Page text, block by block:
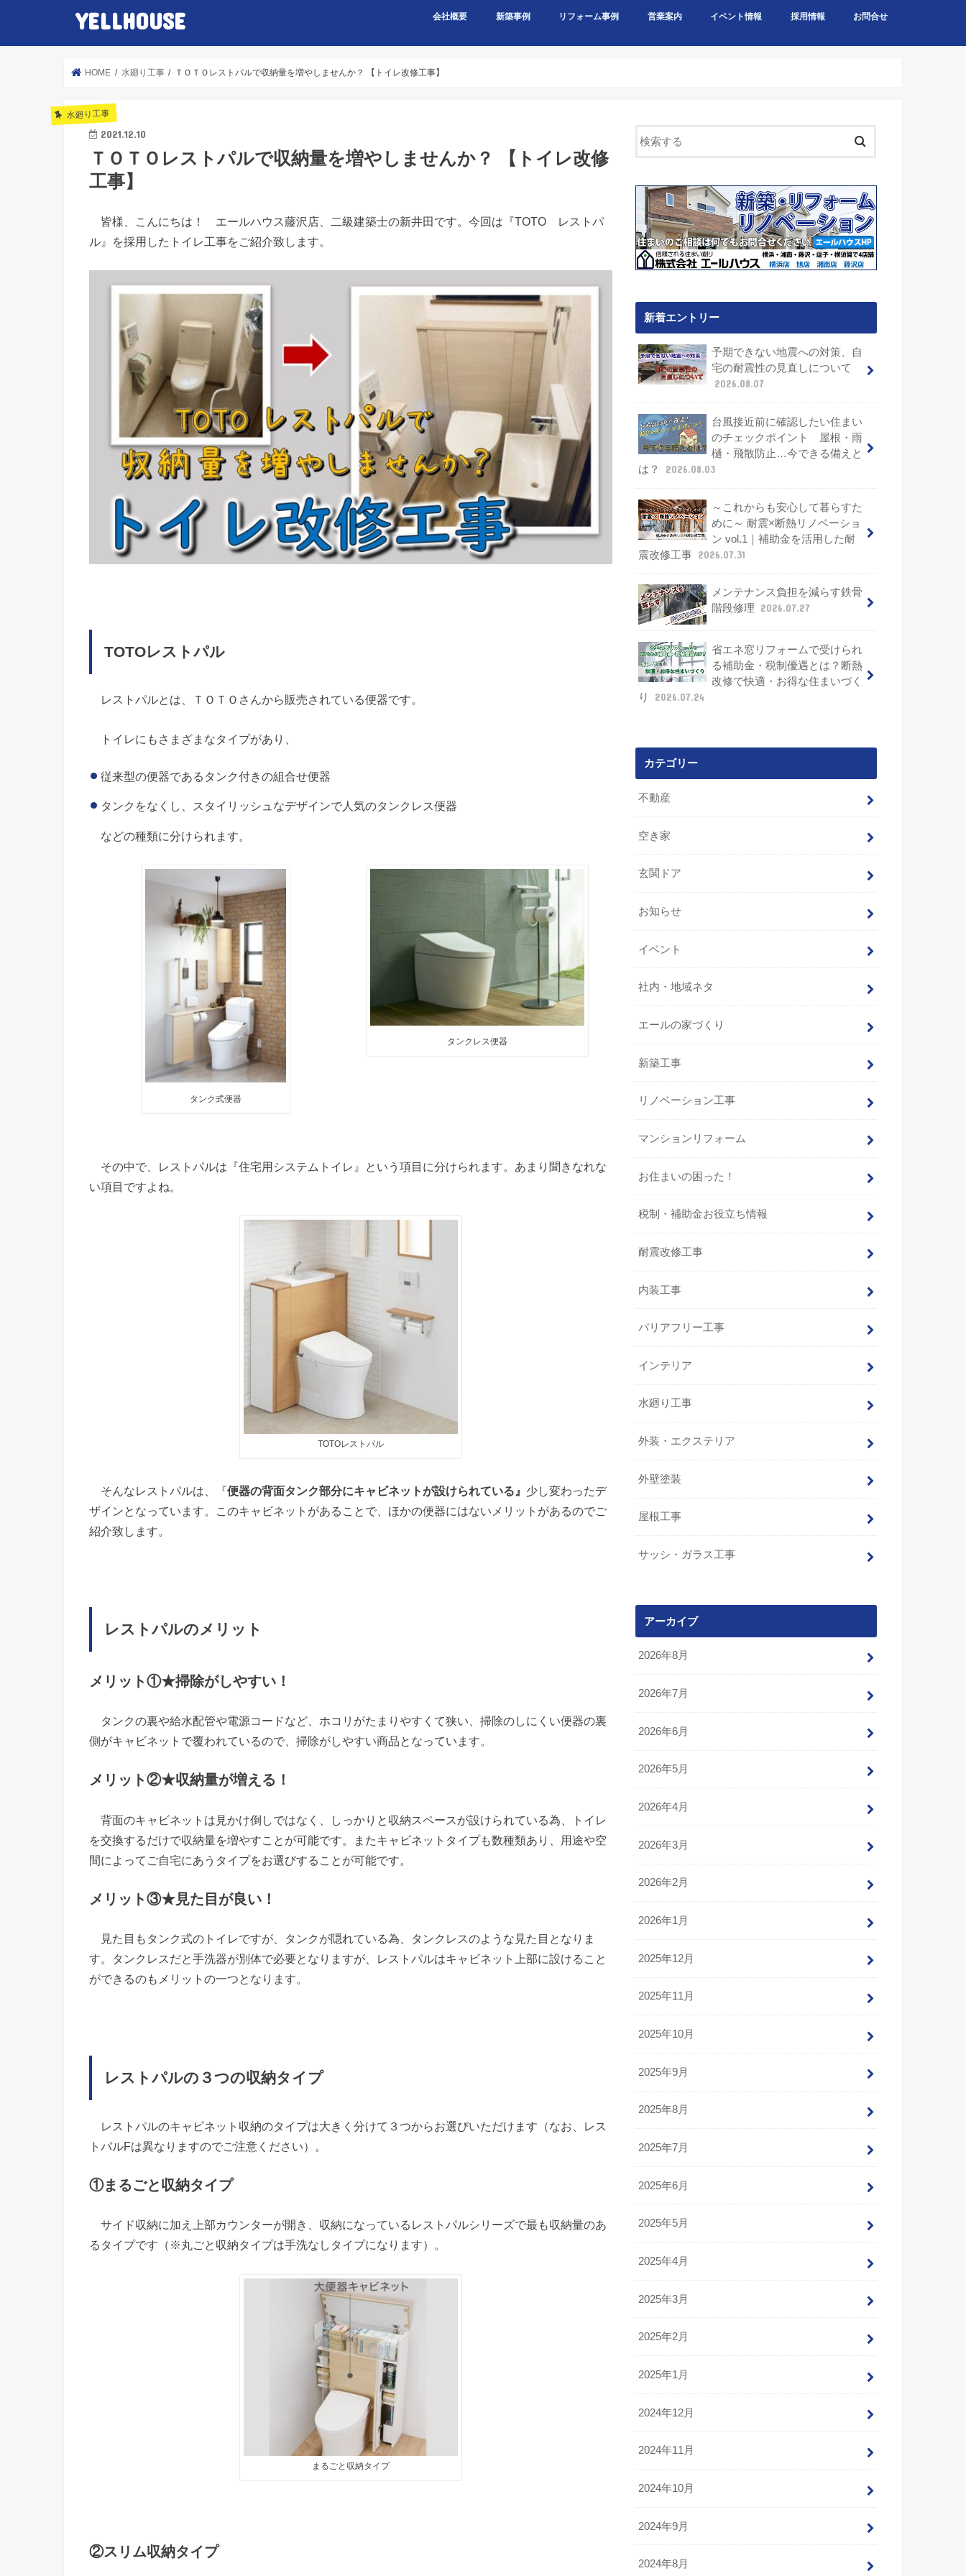
YELLHOUSE 会社概要 新築事例 リフォーム事例 営業案内 イベント情報 採用情報 お問合せ
HOME 水廻り工事 ＴＯＴＯレストパルで収納量を増やしませんか？ 【トイレ改修工事】
水廻り工事
2021.12.10
ＴＯＴＯレストパルで収納量を増やしませんか？ 【トイレ改修
工事】
皆様、こんにちは！ エールハウス藤沢店、二級建築士の新井田です。今回は『TOTO レストパ
ル』を採用したトイレ工事をご紹介致します。
TOTOレストパル
レストパルとは、ＴＯＴＯさんから販売されている便器です。
トイレにもさまざまなタイプがあり、
従来型の便器であるタンク付きの組合せ便器
タンクをなくし、スタイリッシュなデザインで人気のタンクレス便器
などの種類に分けられます。
タンク式便器
タンクレス便器
その中で、レストパルは『住宅用システムトイレ』という項目に分けられます。あまり聞きなれな
い項目ですよね。
TOTOレストパル
そんなレストパルは、『便器の背面タンク部分にキャビネットが設けられている』 少し変わったデ
ザインとなっています。このキャビネットがあることで、ほかの便器にはないメリットがあるのでご
紹介致します。
レストパルのメリット
メリット①★掃除がしやすい！
タンクの裏や給水配管や電源コードなど、ホコリがたまりやすくて狭い、掃除のしにくい便器の裏
側がキャビネットで覆われているので、掃除がしやすい商品となっています。
メリット②★収納量が増える！
背面のキャビネットは見かけ倒しではなく、しっかりと収納スペースが設けられている為、トイレ
を交換するだけで収納量を増やすことが可能です。またキャビネットタイプも数種類あり、用途や空
間によってご自宅にあうタイプをお選びすることが可能です。
メリット③★見た目が良い！
見た目もタンク式のトイレですが、タンクが隠れている為、タンクレスのような見た目となりま
す。タンクレスだと手洗器が別体で必要となりますが、レストパルはキャビネット上部に設けること
ができるのもメリットの一つとなります。
レストパルの３つの収納タイプ
レストパルのキャビネット収納のタイプは大きく分けて３つからお選びいただけます（なお、レス
トパルFは異なりますのでご注意ください）。
①まるごと収納タイプ
サイド収納に加え上部カウンターが開き、収納になっているレストパルシリーズで最も収納量のあ
るタイプです（※丸ごと収納タイプは手洗なしタイプになります）。
まるごと収納タイプ
②スリム収納タイプ
新着エントリー
予期できない地震への対策、自
宅の耐震性の見直しについて
2026.08.07
台風接近前に確認したい住まい
のチェックポイント 屋根・雨
樋・飛散防止…今できる備えと
は？
2026.08.03
～これからも安心して暮らすた
めに～ 耐震×断熱リノベーショ
ン vol.1｜補助金を活用した耐
震改修工事 2026.07.31
メンテナンス負担を減らす鉄骨
階段修理
2026.07.27
省エネ窓リフォームで受けられ
る補助金・税制優遇とは？断熱
改修で快適・お得な住まいづく
り
2026.07.24
カテゴリー
不動産
空き家
玄関ドア
お知らせ
イベント
社内・地域ネタ
エールの家づくり
新築工事
リノベーション工事
マンションリフォーム
お住まいの困った！
税制・補助金お役立ち情報
耐震改修工事
内装工事
バリアフリー工事
インテリア
水廻り工事
外装・エクステリア
外壁塗装
屋根工事
サッシ・ガラス工事
アーカイブ
2026年8月
2026年7月
2026年6月
2026年5月
2026年4月
2026年3月
2026年2月
2026年1月
2025年12月
2025年11月
2025年10月
2025年9月
2025年8月
2025年7月
2025年6月
2025年5月
2025年4月
2025年3月
2025年2月
2025年1月
2024年12月
2024年11月
2024年10月
2024年9月
2024年8月